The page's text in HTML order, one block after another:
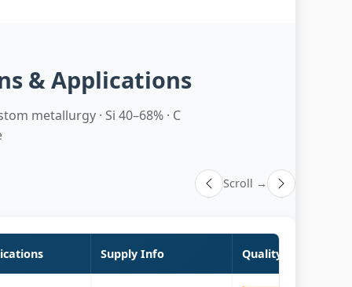
& Applications
metallurgy · Si 40–68% · C
Scroll →
Supply Info Quality Control